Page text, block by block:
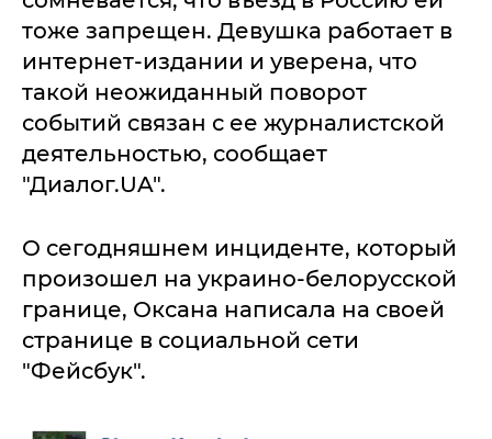
тоже запрещен. Девушка работает в
интернет-издании и уверена, что
такой неожиданный поворот
событий связан с ее журналистской
деятельностью, сообщает
"Диалог.UA".
О сегодняшнем инциденте, который
произошел на украино-белорусской
границе, Оксана написала на своей
странице в социальной сети
"Фейсбук".